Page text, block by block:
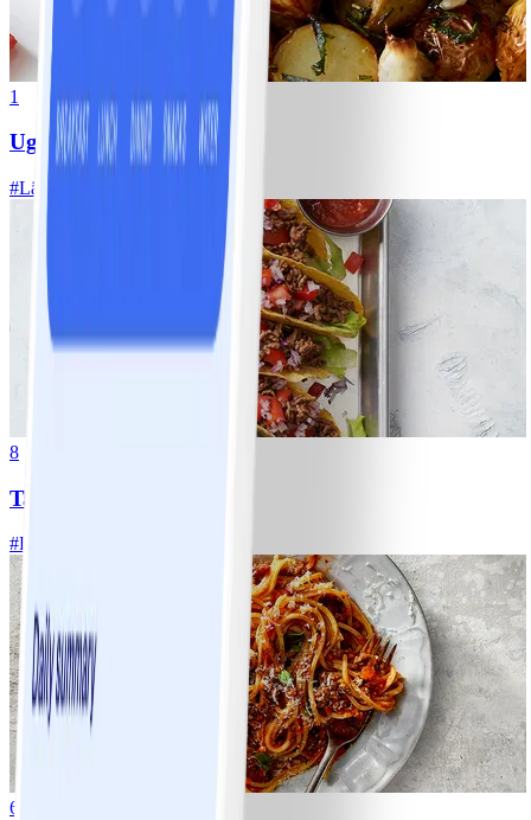
1
Ugnsrostad potatis
#Lätt
8
Tacos
#Lätt
6